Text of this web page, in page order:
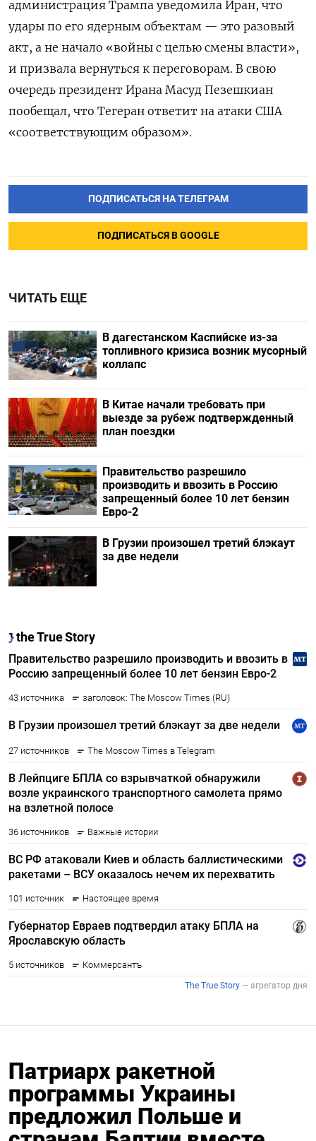
администрация Трампа уведомила Иран, что
удары по его ядерным объектам — это разовый
акт, а не начало «войны с целью смены власти»,
и призвала вернуться к переговорам. В свою
очередь президент Ирана Масуд Пезешкиан
пообещал, что Тегеран ответит на атаки США
«соответствующим образом».
ПОДПИСАТЬСЯ НА ТЕЛЕГРАМ
ПОДПИСАТЬСЯ В GOOGLE
ЧИТАТЬ ЕЩЕ
В дагестанском Каспийске из-за
топливного кризиса возник мусорный
коллапс
В Китае начали требовать при
выезде за рубеж подтвержденный
план поездки
Правительство разрешило
производить и ввозить в Россию
запрещенный более 10 лет бензин
Евро-2
В Грузии произошел третий блэкаут
за две недели
Патриарх ракетной
программы Украины
предложил Польше и